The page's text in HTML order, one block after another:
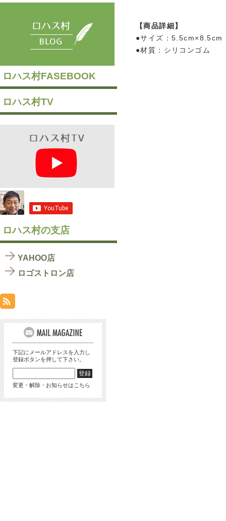
【商品詳細】
●サイズ：5.5cm×8.5cm
●材質：シリコンゴム
ロハス村FASEBOOK
ロハス村TV
ロハス村の支店
YAHOO店
ロゴストロン店
下記にメールアドレスを入力し
登録ボタンを押して下さい。
変更・解除・お知らせはこちら